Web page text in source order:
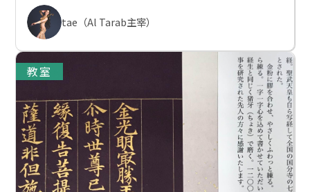
tae（Al Tarab主宰）
教室